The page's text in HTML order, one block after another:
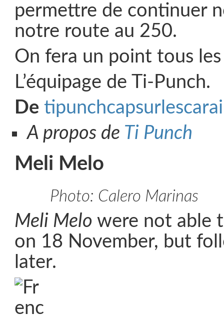
permettre de continuer
notre route au 250.
On fera un point tous
L’équipage de Ti-Punch.
De
A propos de Ti Punch
Meli Melo
Photo: Calero Marinas
Meli Melo were not able
on 18 November, but
later.